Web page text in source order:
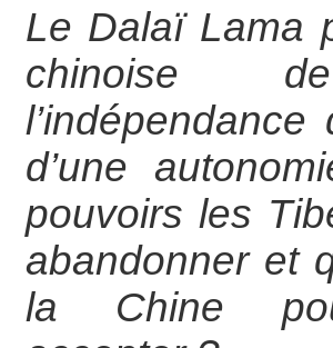
Le Dalaï Lama
chinoise
d’une
pouvoirs les
abandonner et
la Chine